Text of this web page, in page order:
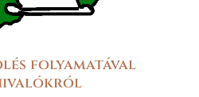
folyamatával